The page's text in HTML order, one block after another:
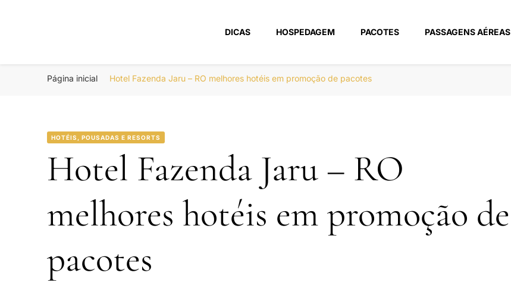
Portal Boa Viagem
DICAS HOSPEDAGEM PACOTES PASSAGENS AÉREAS
Página inicial Hotel Fazenda Jaru – RO melhores hotéis em promoção de pacotes
HOTÉIS, POUSADAS E RESORTS
Hotel Fazenda Jaru – RO
melhores hotéis em promoção de
pacotes